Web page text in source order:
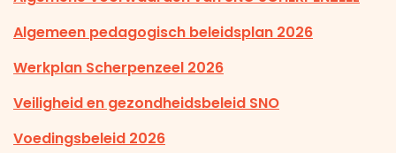
Algemeen pedagogisch beleidsplan 2026
Werkplan Scherpenzeel 2026
Veiligheid en gezondheidsbeleid SNO
Voedingsbeleid 2026